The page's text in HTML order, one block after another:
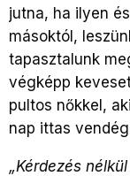
jutna, ha ilyen
másoktól,
tapasztalunk
végképp
pultos nőkkel,
nap ittas
„Kérdezés